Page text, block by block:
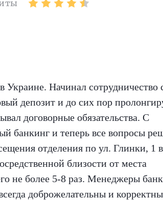
Начинал сотрудничество
депозит и до сих пор
договорные обязательства. С
банкинг и теперь все вопросы
отделения по ул. Глинки, 1 в
близости от места
не более 5-8 раз. Менеджеры
доброжелательны и